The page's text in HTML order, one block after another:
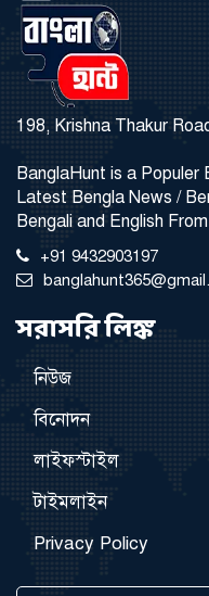
198, Krishna Thakur
BanglaHunt is a Populer
Latest Bengla News /
Bengali and English
+91 9432903197
সরাসরি লিঙ্ক
নিউজ
বিনোদন
লাইফস্টাইল
টাইমলাইন
Privacy Policy